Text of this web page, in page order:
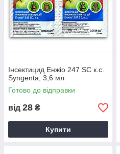
Інсектицид Енжіо 247 SC к.с.
Syngenta, 3,6 мл
Готово до відправки
від 28 ₴
Купити